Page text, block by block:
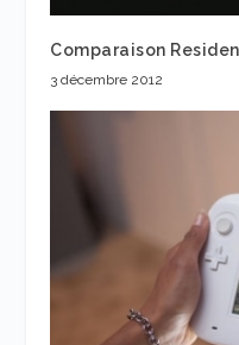
Comparaison
3 décembre 2012